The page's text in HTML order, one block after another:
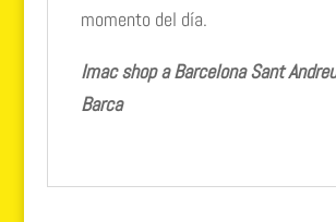
momento del día.
Imac shop a Barcelona Sant
Barca